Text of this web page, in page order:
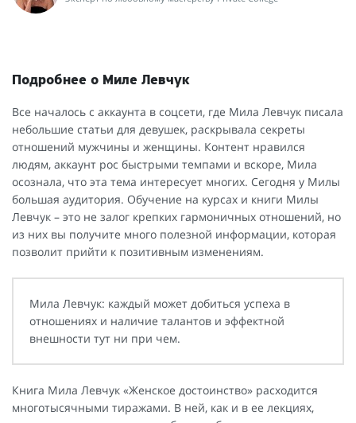
Подробнее о Миле Левчук
Все началось с аккаунта в соцсети, где Мила Левчук писала
небольшие статьи для девушек, раскрывала секреты
отношений мужчины и женщины. Контент нравился
людям, аккаунт рос быстрыми темпами и вскоре, Мила
осознала, что эта тема интересует многих. Сегодня у Милы
большая аудитория. Обучение на курсах и книги Милы
Левчук – это не залог крепких гармоничных отношений, но
из них вы получите много полезной информации, которая
позволит прийти к позитивным изменениям.
Мила Левчук: каждый может добиться успеха в
отношениях и наличие талантов и эффектной
внешности тут ни при чем.
Книга Мила Левчук «Женское достоинство» расходится
многотысячными тиражами. В ней, как и в ее лекциях,